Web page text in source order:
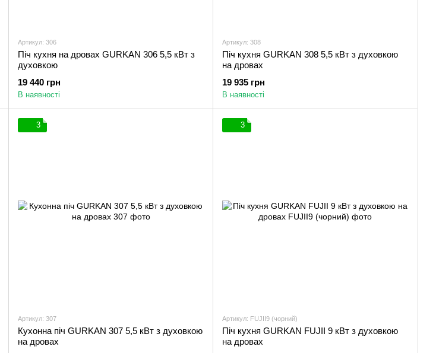
Артикул: 306
Піч кухня на дровах GURKAN 306 5,5 кВт з
духовкою
19 440 грн
В наявності
Артикул: 308
Піч кухня GURKAN 308 5,5 кВт з духовкою
на дровах
19 935 грн
В наявності
3
Артикул: 307
Кухонна піч GURKAN 307 5,5 кВт з духовкою
на дровах
3
Артикул: FUJII9 (чорний)
Піч кухня GURKAN FUJII 9 кВт з духовкою
на дровах